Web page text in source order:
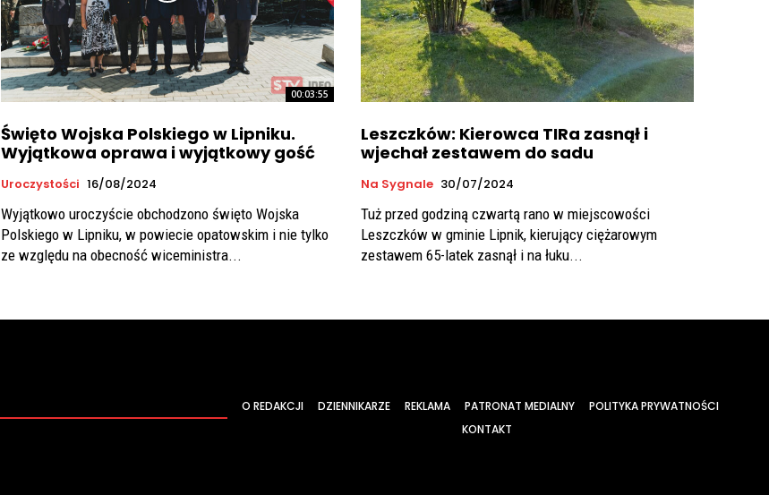
00:03:55
Święto Wojska Polskiego w Lipniku.
Wyjątkowa oprawa i wyjątkowy gość
Uroczystości 16/08/2024
Wyjątkowo uroczyście obchodzono święto Wojska
Polskiego w Lipniku, w powiecie opatowskim i nie tylko
ze względu na obecność wiceministra...
Leszczków: Kierowca TIRa zasnął i
wjechał zestawem do sadu
Na Sygnale 30/07/2024
Tuż przed godziną czwartą rano w miejscowości
Leszczków w gminie Lipnik, kierujący ciężarowym
zestawem 65-latek zasnął i na łuku...
O REDAKCJI DZIENNIKARZE REKLAMA PATRONAT MEDIALNY
POLITYKA PRYWATNOŚCI
KONTAKT